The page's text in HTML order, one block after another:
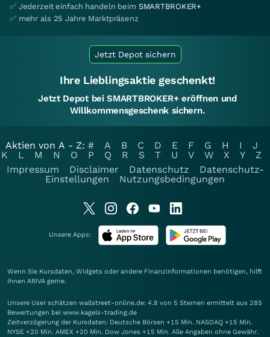
✅ Jederzeit einfach handeln beim SMARTBROKER+
✅ mehr als 25 Jahre Marktpräsenz
Jetzt Depot sichern
Ihre Lieblingsaktie geschenkt!
Jetzt Depot bei SMARTBROKER+ eröffnen und
Willkommensgeschenk sichern.
Aktien von A - Z: # A B C D E F G H I
J
K
L M N O P Q R S T U V W X Y
Z
Impressum
Disclaimer Datenschutz
Datenschutz-
Einstellungen
Nutzungsbedingungen
Unsere Apps:
Wenn Sie Kursdaten, Widgets oder andere Finanzinformationen benötigen, hilft
Ihnen ARIVA gerne.
Unsere User schätzen wallstreet-online.de: 4.8 von 5 Sternen ermittelt aus 285
Bewertungen bei www.kagels-trading.de
Zeitverzögerung der Kursdaten: Deutsche Börsen +15 Min. NASDAQ +15 Min.
NYSE +20 Min. AMEX +20 Min. Dow Jones +15 Min. Alle Angaben ohne Gewähr.